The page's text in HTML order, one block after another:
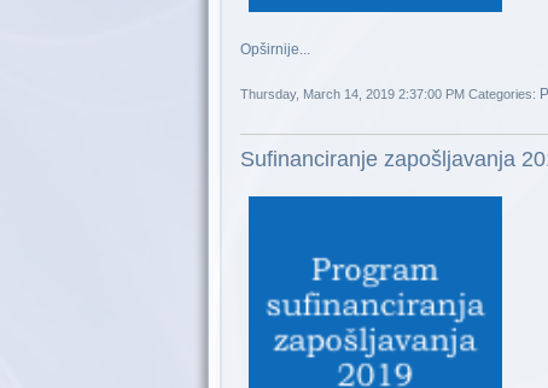
Opširnije...
Thursday, March 14, 2019 2:37:00 PM Categories:
Sufinanciranje zapošljavanja